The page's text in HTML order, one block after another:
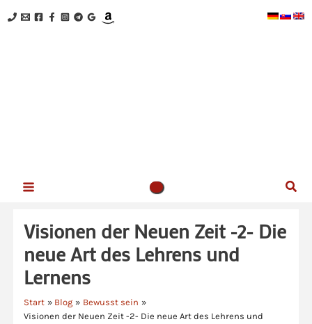
Inhalt
Visionen der Neuen Zeit -2- Die
neue Art des Lehrens und
Lernens
Start Blog
Bewusst sein
Visionen der Neuen Zeit -2- Die neue Art des Lehrens und